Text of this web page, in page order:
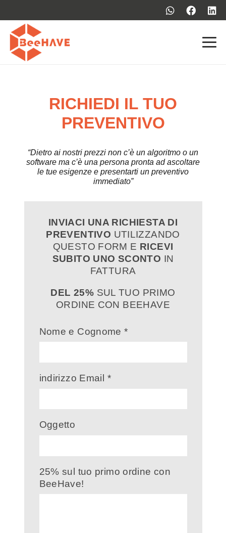
RICHIEDI IL TUO
PREVENTIVO
“Dietro ai nostri prezzi non c’è un algoritmo o un
software ma c’è una persona pronta ad ascoltare
le tue esigenze e presentarti un preventivo
immediato”
INVIACI UNA RICHIESTA DI
PREVENTIVO UTILIZZANDO
QUESTO FORM E RICEVI
SUBITO UNO SCONTO IN
FATTURA
DEL25% SUL TUO PRIMO
ORDINE CON BEEHAVE
Nome e Cognome *
indirizzo Email *
Oggetto
25% sul tuo primo ordine con
BeeHave!